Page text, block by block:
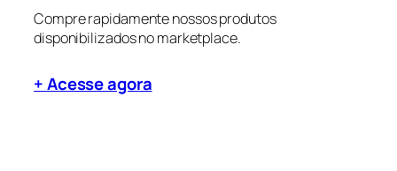
Compre rapidamente nossos produtos
disponibilizados no marketplace.
+ Acesse agora